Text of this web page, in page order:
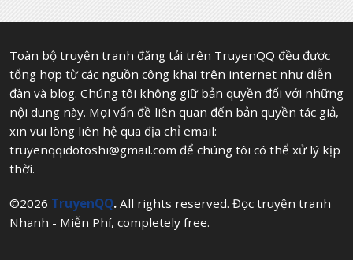
Toàn bộ truyện tranh đăng tải trên TruyenQQ đều được
tổng hợp từ các nguồn công khai trên internet như diễn
đàn và blog. Chúng tôi không giữ bản quyền đối với những
nội dung này. Mọi vấn đề liên quan đến bản quyền tác giả,
xin vui lòng liên hệ qua địa chỉ email:
truyenqqidotoshi@gmail.com để chúng tôi có thể xử lý kịp
thời.
©2026 TruyenQQ. All rights reserved. Đọc truyện tranh
Nhanh - Miễn Phí, completely free.